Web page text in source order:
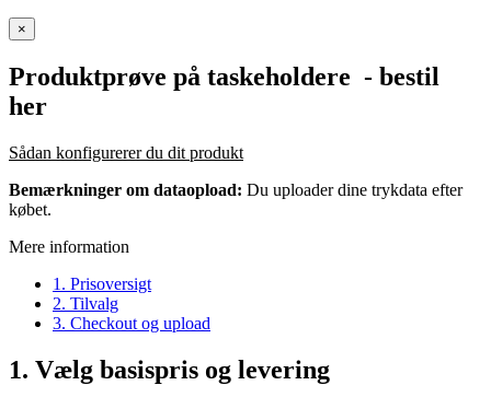
×
Produktprøve på taskeholdere - bestil
her
Sådan konfigurerer du dit produkt
Bemærkninger om dataopload: Du uploader dine trykdata efter
købet.
Mere information
1. Prisoversigt
2. Tilvalg
3. Checkout og upload
1. Vælg basispris og levering